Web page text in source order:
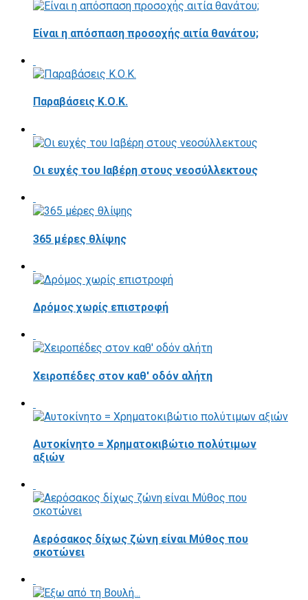
Είναι η απόσπαση προσοχής αιτία θανάτου;
Παραβάσεις Κ.Ο.Κ.
Οι ευχές του Ιαβέρη στους νεοσύλλεκτους
365 μέρες θλίψης
Δρόμος χωρίς επιστροφή
Χειροπέδες στον καθ' οδόν αλήτη
Αυτοκίνητο = Χρηματοκιβώτιο πολύτιμων
αξιών
Αερόσακος δίχως ζώνη είναι Μύθος που
σκοτώνει